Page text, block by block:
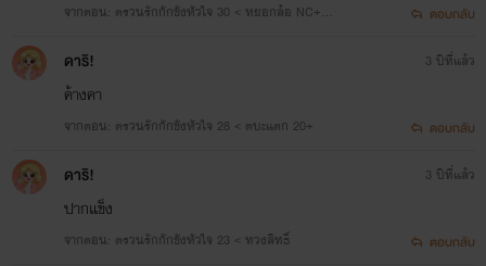
จากตอน: ตรวนรักกักขังหัวใจ 30 < หยอกล้อ NC++
ตอบกลับ
ดาริ!
ค้างคา
จากตอน: ตรวนรักกักขังหัวใจ 28 < ตบะแตก 20+
3 ปีที่แล้ว
ตอบกลับ
ดาริ!
ปากแข็ง
จากตอน: ตรวนรักกักขังหัวใจ 23 < ทวงสิทธิ์
3 ปีที่แล้ว
ตอบกลับ